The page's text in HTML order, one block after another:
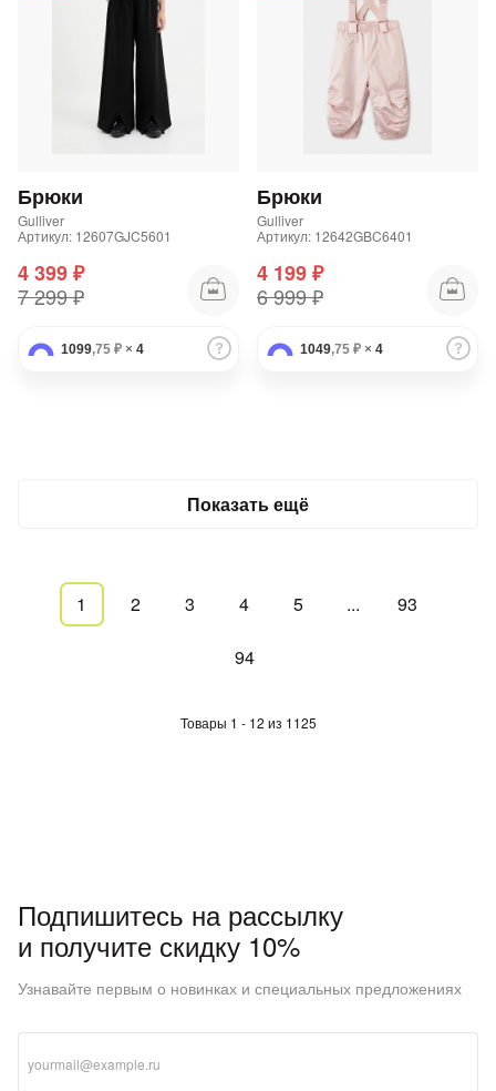
Брюки
Gulliver
Артикул: 12607GJC5601
4 399 ₽
7 299 ₽
1099,75 ₽ × 4
Брюки
Gulliver
Артикул: 12642GBC6401
4 199 ₽
6 999 ₽
1049,75 ₽ × 4
Показать ещё
Товары 1 - 12 из 1125
1 2 3 4 5 ... 93
94
Подпишитесь на рассылку
и получите скидку 10%
Узнавайте первым о новинках и специальных предложениях